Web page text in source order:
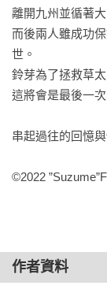
離開九州並循著
而後兩人雖成功
世。
鈴芽為了拯救草
這將會是最後一
串起過往的回憶
©2022
作者資料